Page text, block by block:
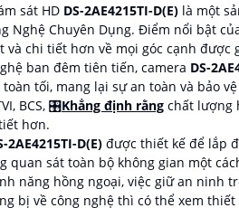
sát HD DS-2AE4215TI-D(E) là một
Nghệ Chuyên Dụng. Điểm nổi bật
và chi tiết hơn về mọi góc cạnh được
ban đêm tiên tiến, camera DS-
toàn tối, mang lại sự an toàn và bảo
BCS, 🎛Khẳng định rằng chất lượng
hơn.
2AE4215TI-D(E) được thiết kế để lắp
quan sát toàn bộ không gian một
năng hồng ngoại, việc giữ an ninh
bị về công nghệ thì có thể xem thiết